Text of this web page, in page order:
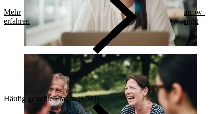
Mehr
erfahren
arrow-
right
Häufig gestellte Fragen (FAQ)